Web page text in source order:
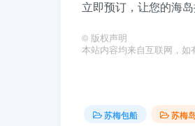
立即预订，让您的海
© 版权声明
本站内容均来自互联网，如
苏梅包船 苏梅